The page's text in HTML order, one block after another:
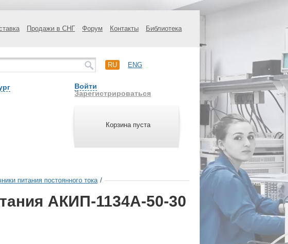
Продажи в СНГ Форум Контакты Библиотека
RU ENG
Войти
Зарегистрироваться
Корзина пуста
питания постоянного тока /
АКИП-1134А-50-30